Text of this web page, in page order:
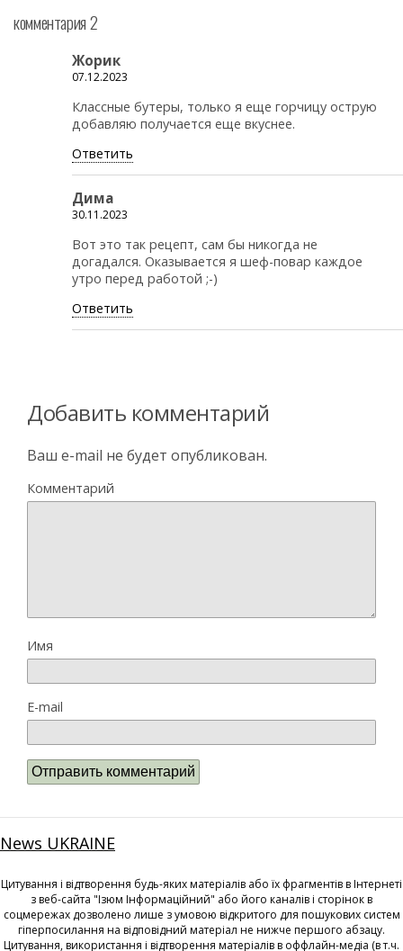
комментария 2
Жорик
07.12.2023
Классные бутеры, только я еще горчицу острую
добавляю получается еще вкуснее.
Ответить
Дима
30.11.2023
Вот это так рецепт, сам бы никогда не
догадался. Оказывается я шеф-повар каждое
утро перед работой ;-)
Ответить
Добавить комментарий
Ваш e-mail не будет опубликован.
Комментарий
Имя
E-mail
News UKRAINE
Цитування і відтворення будь-яких матеріалів або їх фрагментів в Інтернеті
з веб-сайта "Ізюм Інформаційний" або його каналів і сторінок в
соцмережах дозволено лише з умовою відкритого для пошукових систем
гіперпосилання на відповідний матеріал не нижче першого абзацу.
Цитування, використання і відтворення матеріалів в оффлайн-медіа (в т.ч.